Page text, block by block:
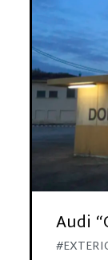
Audi